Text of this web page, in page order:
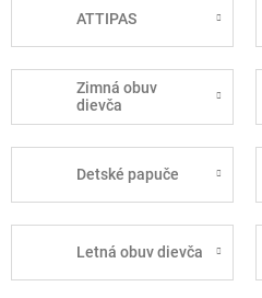
ATTIPAS
Zimná obuv
dievča
Detské papuče
Letná obuv dievča